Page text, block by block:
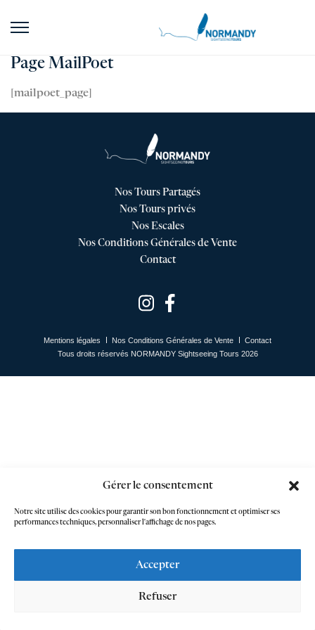
Gérer le consentement
Notre site utilise des cookies pour garantir son bon fonctionnement et optimiser ses
performances techniques, personnaliser l'affichage de nos pages.
Accepter
Refuser
Page MailPoet
[mailpoet_page]
Nos Tours Partagés
Nos Tours privés
Nos Escales
Nos Conditions Générales de Vente
Contact
Mentions légales Nos Conditions Générales de Vente
Contact
Tous droits réservés NORMANDY Sightseeing Tours 2026